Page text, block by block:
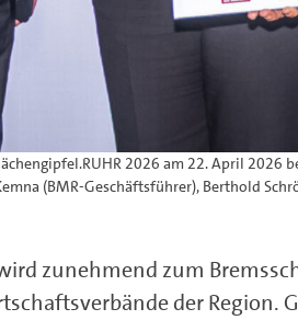
2026 am 22. April 2026
(BMR-Geschäftsführer), Berthold
zunehmend zum
der Region.